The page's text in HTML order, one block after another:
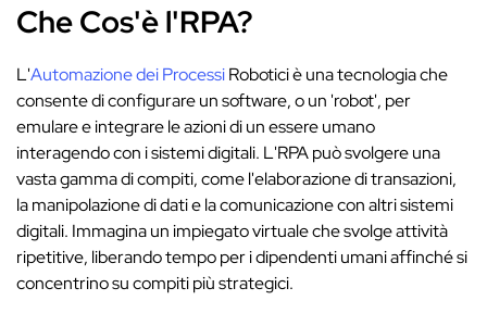
Che Cos'è l'RPA?
L'Automazione dei ProcessiRobotici è una tecnologia che
consente di configurare un software, o un 'robot', per
emulare e integrare le azioni di un essere umano
interagendo con i sistemi digitali. L'RPA può svolgere una
vasta gamma di compiti, come l'elaborazione di transazioni,
la manipolazione di dati e la comunicazione con altri sistemi
digitali. Immagina un impiegato virtuale che svolge attività
ripetitive, liberando tempo per i dipendenti umani affinché si
concentrino su compiti più strategici.